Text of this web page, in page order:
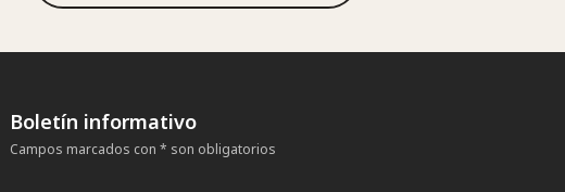
Boletín informativo
Campos marcados con * son obligatorios